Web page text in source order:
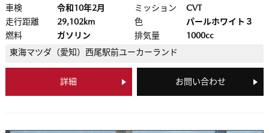
車検 令和10年2月 ミッション
CVT
走行距離
29,102km 色
パールホワイト３
燃料
ガソリン 排気量
1000cc
東海マツダ（愛知） 西尾駅前ユーカーランド
詳細 お問い合わせ